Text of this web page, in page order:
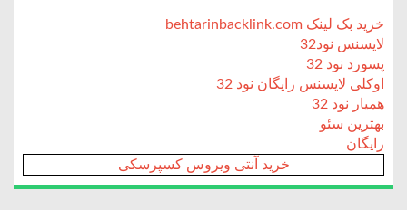
خرید بک لینک behtarinbacklink.com
لایسنس نود32
پسورد نود 32
اوکلی لایسنس رایگان نود 32
همیار نود 32
بهترین سئو
رایگان
خرید آنتی ویروس کسپرسکی